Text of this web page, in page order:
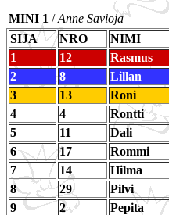
MINI 1 /Anne Savioja
SIJA
NRO NIMI
1
12 Rasmus
2
8 Lillan
3
13 Roni
4
4 Rontti
5
11 Dali
6
17 Rommi
7
14 Hilma
8
29 Pilvi
9
2 Pepita